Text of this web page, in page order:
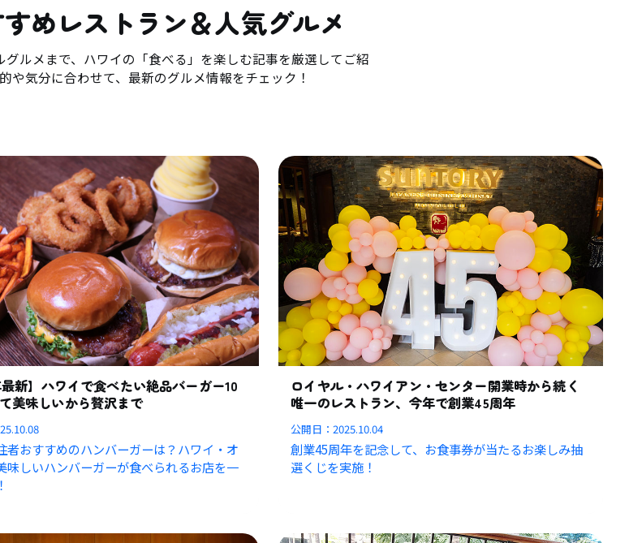
めレストラン＆人気グルメ
ルメまで、ハワイの「食べる」を楽しむ記事を厳選してご紹
や気分に合わせて、最新のグルメ情報をチェック！
最新】ハワイで食べたい絶品バーガー10
美味しいから贅沢まで
者おすすめのハンバーガーは？ハワイ・オ
味しいハンバーガーが食べられるお店を一
ロイヤル・ハワイアン・センター開業時から続く
唯一のレストラン、今年で創業45周年
公開日：2025.10.04
創業45周年を記念して、お食事券が当たるお楽しみ抽
選くじを実施！